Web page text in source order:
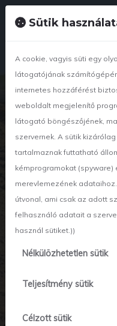
+36 42 886 834
Hír részletei
A
Főoldal Hír részletei
Sütik
A cookie, vagyis süti egy
látogatójának
internetes hozzáférést
weboldalt megjelenítő
látogató böngészőjének,
szervernek. A sütik
tartalmaznak futtatható
kémprogramokat (spyware)
merevlemezének
útvonal, ami csak az adott
felhasználó adatait a
használ sütiket.))
Nélkülözhetetlen sütik
Teljesítmény sütik
Célzott sütik